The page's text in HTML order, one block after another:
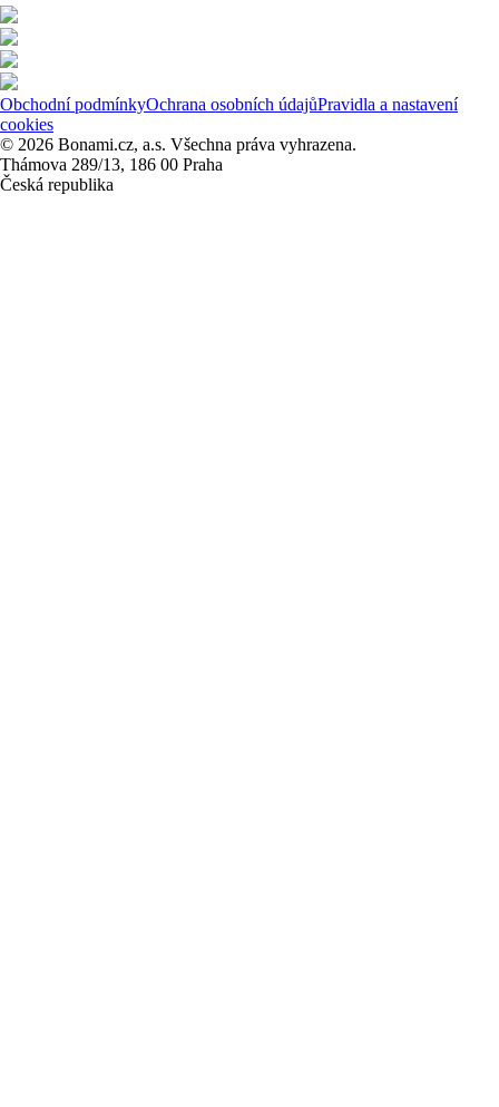
Obchodní podmínkyOchrana osobních údajůPravidla a nastavení
cookies
© 2026 Bonami.cz, a.s. Všechna práva vyhrazena.
Thámova 289/13, 186 00 Praha
Česká republika